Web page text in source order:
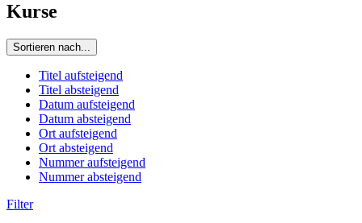
Kurse
Sortieren nach...
Titel aufsteigend
Titel absteigend
Datum aufsteigend
Datum absteigend
Ort aufsteigend
Ort absteigend
Nummer aufsteigend
Nummer absteigend
Filter